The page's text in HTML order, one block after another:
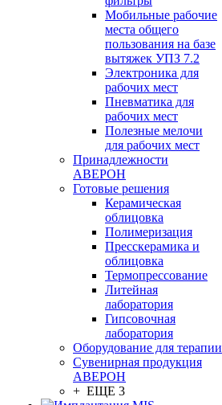
Мобильные рабочие
места общего
пользования на базе
вытяжек УПЗ 7.2
Электроника для
рабочих мест
Пневматика для
рабочих мест
Полезные мелочи
для рабочих мест
Принадлежности
АВЕРОН
Готовые решения
Керамическая
облицовка
Полимеризация
Пресскерамика и
облицовка
Термопрессование
Литейная
лаборатория
Гипсовочная
лаборатория
Оборудование для терапии
Сувенирная продукция
АВЕРОН
+ ЕЩЕ 3